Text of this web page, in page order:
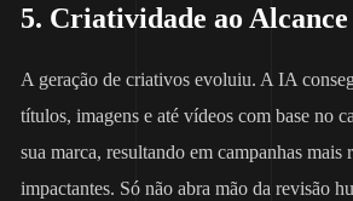
5. Criatividade ao
A geração de criativos evoluiu. A IA
títulos, imagens e até vídeos com base no
sua marca, resultando em campanhas mais
impactantes. Só não abra mão da revisão